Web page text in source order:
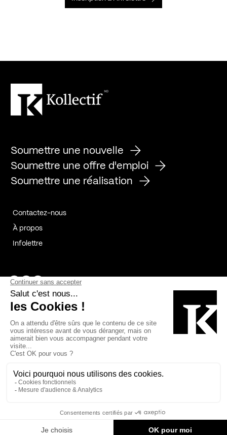
Soumettre une nouvelle
Soumettre une offre d'emploi
Soumettre une réalisation
Contactez-nous
À propos
Infolettre
Page Facebook de Kollectif
Page Instagram de Kollectif
Page Linkedin de Kollectif
Bâtiment-Durable-Québec-1
Esquisses-1IRAC-1
MP-1 v2com-1
Cookies